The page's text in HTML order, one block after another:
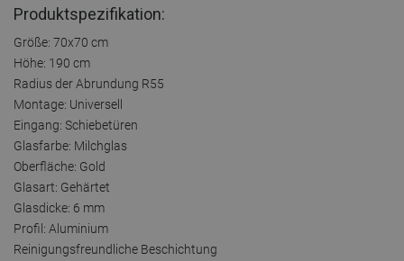
Produktspezifikation:
Größe: 70x70 cm
Höhe: 190 cm
Radius der Abrundung R55
Montage: Universell
Eingang: Schiebetüren
Glasfarbe: Milchglas
Oberfläche: Gold
Glasart: Gehärtet
Glasdicke: 6 mm
Profil: Aluminium
Reinigungsfreundliche Beschichtung